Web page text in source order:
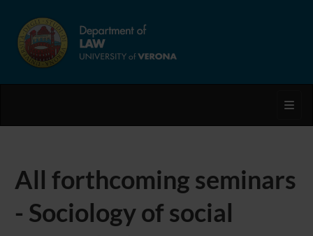
All forthcoming seminars
- Sociology of social